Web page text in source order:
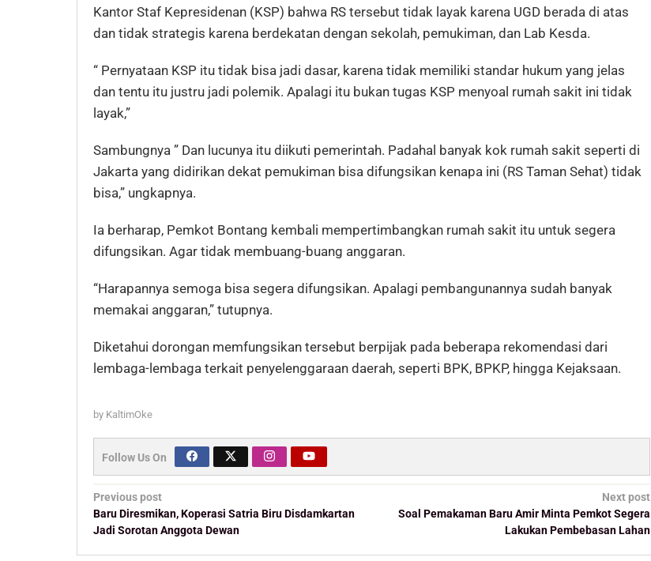
Kantor Staf Kepresidenan (KSP) bahwa RS tersebut tidak layak karena UGD berada di atas
dan tidak strategis karena berdekatan dengan sekolah, pemukiman, dan Lab Kesda.
“ Pernyataan KSP itu tidak bisa jadi dasar, karena tidak memiliki standar hukum yang jelas
dan tentu itu justru jadi polemik. Apalagi itu bukan tugas KSP menyoal rumah sakit ini tidak
layak,”
Sambungnya ” Dan lucunya itu diikuti pemerintah. Padahal banyak kok rumah sakit seperti di
Jakarta yang didirikan dekat pemukiman bisa difungsikan kenapa ini (RS Taman Sehat) tidak
bisa,” ungkapnya.
Ia berharap, Pemkot Bontang kembali mempertimbangkan rumah sakit itu untuk segera
difungsikan. Agar tidak membuang-buang anggaran.
“Harapannya semoga bisa segera difungsikan. Apalagi pembangunannya sudah banyak
memakai anggaran,” tutupnya.
Diketahui dorongan memfungsikan tersebut berpijak pada beberapa rekomendasi dari
lembaga-lembaga terkait penyelenggaraan daerah, seperti BPK, BPKP, hingga Kejaksaan.
by KaltimOke
Follow Us On
Post
navigation
Previous post
Baru Diresmikan, Koperasi Satria Biru Disdamkartan
Jadi Sorotan Anggota Dewan
Next post
Soal Pemakaman Baru Amir Minta Pemkot Segera
Lakukan Pembebasan Lahan